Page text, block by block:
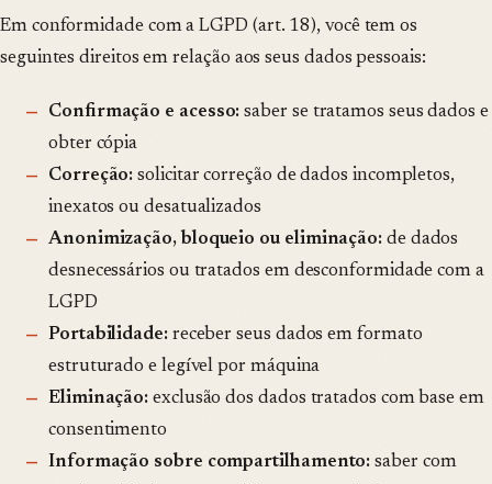
Em conformidade com a LGPD (art. 18), você tem os
seguintes direitos em relação aos seus dados pessoais:
Confirmação e acesso: saber se tratamos seus dados e
obter cópia
Correção: solicitar correção de dados incompletos,
inexatos ou desatualizados
Anonimização, bloqueio ou eliminação: de dados
desnecessários ou tratados em desconformidade com a
LGPD
Portabilidade:receber seus dados em formato
estruturado e legível por máquina
Eliminação: exclusão dos dados tratados com base em
consentimento
Informação sobre compartilhamento: saber com